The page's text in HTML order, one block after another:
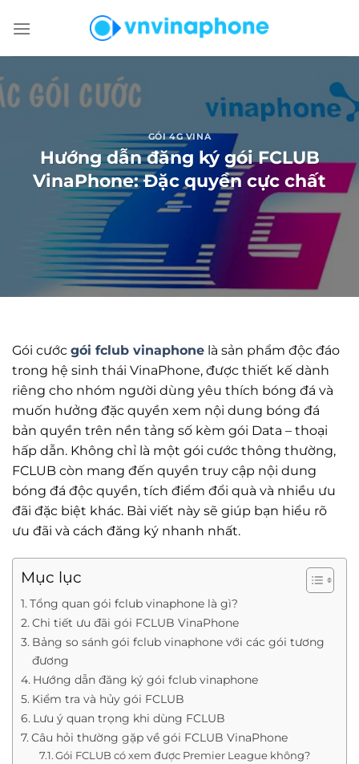
đến
GÓI 4G VINA
Hướng dẫn đăng ký gói FCLUB
VinaPhone: Đặc quyền cực chất
Gói cước gói fclub vinaphone là sản phẩm độc đáo
trong hệ sinh thái VinaPhone, được thiết kế dành
riêng cho nhóm người dùng yêu thích bóng đá và
muốn hưởng đặc quyền xem nội dung bóng đá
bản quyền trên nền tảng số kèm gói Data – thoại
hấp dẫn. Không chỉ là một gói cước thông thường,
FCLUB còn mang đến quyền truy cập nội dung
bóng đá độc quyền, tích điểm đổi quà và nhiều ưu
đãi đặc biệt khác. Bài viết này sẽ giúp bạn hiểu rõ
ưu đãi và cách đăng ký nhanh nhất.
Mục lục
Tổng quan gói fclub vinaphone là gì?
Chi tiết ưu đãi gói FCLUB VinaPhone
Bảng so sánh gói fclub vinaphone với các gói tương
đương
Hướng dẫn đăng ký gói fclub vinaphone
Kiểm tra và hủy gói FCLUB
Lưu ý quan trọng khi dùng FCLUB
Câu hỏi thường gặp về gói FCLUB VinaPhone
Gói FCLUB có xem được Premier League không?